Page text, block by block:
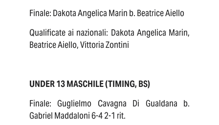
Finale: Dakota Angelica Marin b. Beatrice Aiello
Qualificate ai nazionali: Dakota Angelica Marin,
Beatrice Aiello, Vittoria Zontini
UNDER 13 MASCHILE (TIMING, BS)
Finale: Guglielmo Cavagna Di Gualdana b.
Gabriel Maddaloni 6-4 2-1 rit.